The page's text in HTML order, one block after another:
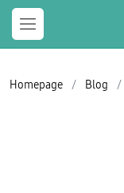
Homepage / Blog /